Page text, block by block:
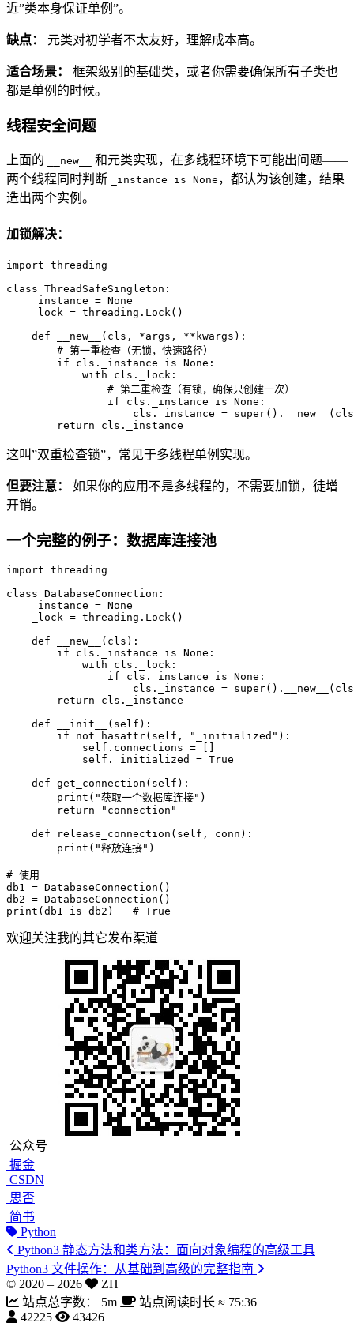
近”类本身保证单例”。
缺点： 元类对初学者不太友好，理解成本高。
适合场景：
框架级别的基础类，或者你需要确保所有子类也
都是单例的时候。
线程安全问题
上面的 __new__
和元类实现，在多线程环境下可能出问题——
两个线程同时判断
_instance is None ，都认为该创建，结果
造出两个实例。
加锁解决：
import threading
class ThreadSafeSingleton :
    _instance =
None
    _lock = threading.Lock()
def
__new__ ( cls, *args, **kwargs ):
# 第一重检查（无锁，快速路径）
if cls._instance is None :
with cls._lock:
# 第二重检查（有锁，确保只创建一次）
if cls._instance is None :
                    cls._instance =
super
return cls._instance
这叫”双重检查锁”，常见于多线程单例实现。
但要注意：
如果你的应用不是多线程的，不需要加锁，徒增
开销。
一个完整的例子：数据库连接池
import threading
class DatabaseConnection :
    _instance =
None
    _lock = threading.Lock()
def
__new__ ( cls ):
if cls._instance is None :
with cls._lock:
if cls._instance is None :
                    cls._instance =
super
return cls._instance
def
__init__ ( self ):
if
not hasattr( self , "_initialized" ):
self .connections = []
self ._initialized = True
def get_connection ( self ):
print ( "获取一个数据库连接" )
return
"connection"
def
release_connection ( self, conn ):
print ( "释放连接" )
# 使用
db1 = DatabaseConnection()
print (db1 is db2) # True
欢迎关注我的其它发布渠道
公众号
掘金
CSDN
思否
简书
Python
Python3 静态方法和类方法：面向对象编程的高级工具
Python3 文件操作：从基础到高级的完整指南
© 2020 – 2026
ZH
站点总字数：
5m 站点阅读时长 ≈ 75:36
42225
43426